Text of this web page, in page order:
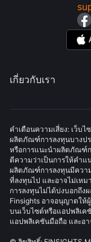
เกี่ยวกับเรา
คำเตือนความเสี่ยง: เว็บ
ผลิตภัณฑ์การลงทุนบางปร
หรือการแนะนำผลิตภัณฑ์ก
ตีความว่าเป็นการให้คำแ
ผลิตภัณฑ์การลงทุนมีความ
ที่ลงทุนไป และอาจไม่เห
การลงทุนไม่ได้บ่งบอกถึง
Finsights อาจอนุญาตใ
บนเว็บไซต์หรือแอปพลิเค
แอปพลิเคชันมือถือ และ